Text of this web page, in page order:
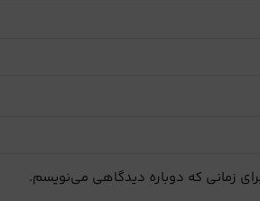
زمانی که دوباره دیدگاهی می‌نویسم.